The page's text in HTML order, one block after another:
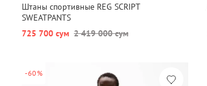
Штаны спортивные REG SCRIPT
SWEATPANTS
725 700 сум 2 419 000 сум
-60%